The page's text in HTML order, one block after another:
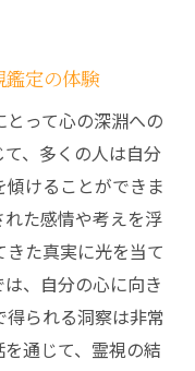
の知恵
定で解放する
のステップ
を解き放つ方法
霊視鑑定の技術
再発見
化するアプロー
明と活用
鑑定の体験
って心の深淵への
、多くの人は自分
けることができま
た感情や考えを浮
た真実に光を当て
、自分の心に向き
られる洞察は非常
通じて、霊視の結